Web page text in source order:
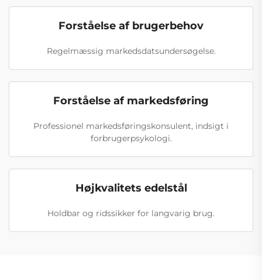
Forståelse af brugerbehov
Regelmæssig markedsdatsundersøgelse.
Forståelse af markedsføring
Professionel markedsføringskonsulent, indsigt i
forbrugerpsykologi.
Højkvalitets edelstål
Holdbar og ridssikker for langvarig brug.